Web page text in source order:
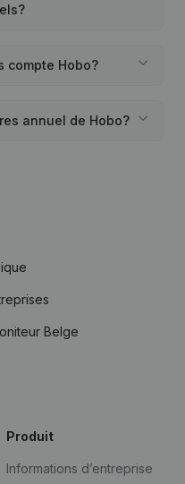
compte Hobo?
annuel de Hobo?
Belge
Produit
Informations d’entreprise